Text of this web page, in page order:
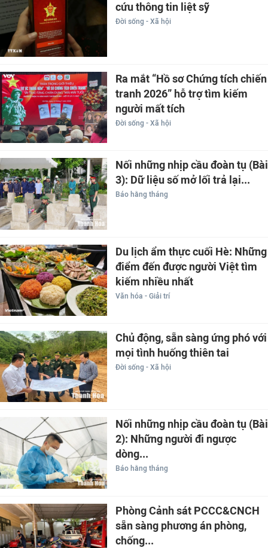
cứu thông tin liệt sỹ
Đời sống - Xã hội
Ra mắt “Hồ sơ Chứng tích chiến
tranh 2026” hỗ trợ tìm kiếm
người mất tích
Đời sống - Xã hội
Nối những nhịp cầu đoàn tụ (Bài
3): Dữ liệu số mở lối trả lại...
Báo hằng tháng
Du lịch ẩm thực cuối Hè: Những
điểm đến được người Việt tìm
kiếm nhiều nhất
Văn hóa - Giải trí
Chủ động, sẵn sàng ứng phó với
mọi tình huống thiên tai
Đời sống - Xã hội
Nối những nhịp cầu đoàn tụ (Bài
2): Những người đi ngược
dòng...
Báo hằng tháng
Phòng Cảnh sát PCCC&CNCH
sẵn sàng phương án phòng,
chống...